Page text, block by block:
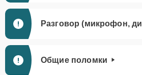
Разговор (микрофон,
Общие поломки